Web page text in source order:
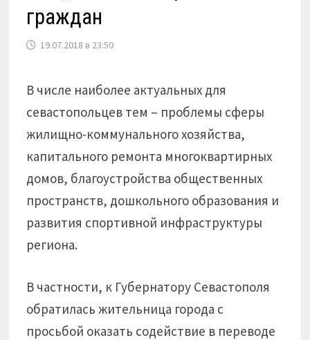
граждан
19.07.2018 в 23:50
В числе наиболее актуальных для
севастопольцев тем – проблемы сферы
жилищно-коммунального хозяйства,
капитального ремонта многоквартирных
домов, благоустройства общественных
пространств, дошкольного образования и
развития спортивной инфраструктуры
региона.
В частности, к Губернатору Севастополя
обратилась жительница города с
просьбой оказать содействие в переводе